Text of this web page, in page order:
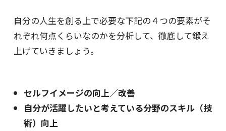
自分の人生を創る上で必要な下記の４つの要素がそ
れぞれ何点くらいなのかを分析して、徹底して鍛え
上げていきましょう。
セルフイメージの向上／改善
自分が活躍したいと考えている分野のスキル（技
術）向上